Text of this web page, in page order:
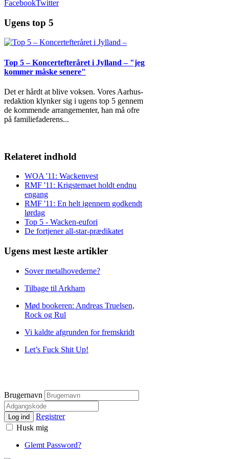
FacebookTwitter
Ugens top 5
Top 5 – Koncertefteråret i Jylland – "jeg
kommer måske senere"
Det er hårdt at blive voksen. Vores Aarhus-
redaktion klynker sig i ugens top 5 gennem
de kommende arrangementer, han må ofre
på familiefaderens...
Relateret indhold
WOA '11: Wackenvest
RMF '11: Krigstemaet holdt endnu
engang
RMF '11: En helt igennem godkendt
lørdag
Top 5 - Wacken-eufori
De fortjener all-star-prædikatet
Ugens mest læste artikler
Sover metalhovederne?
Tilbage til Arkham
Mød bookeren: Andreas Truelsen,
Rock og Rul
Vi kaldte afgrunden for fremskridt
Let’s Fuck Shit Up!
Brugernavn
Log ind
Registrer
Husk mig
Glemt Password?